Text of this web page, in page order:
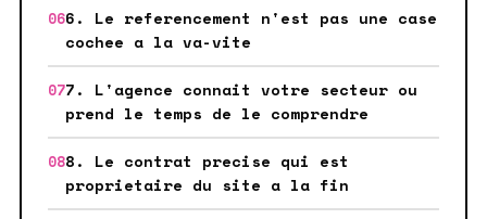
6. Le referencement n'est pas une case
cochee a la va-vite
7. L'agence connait votre secteur ou
prend le temps de le comprendre
8. Le contrat precise qui est
proprietaire du site a la fin